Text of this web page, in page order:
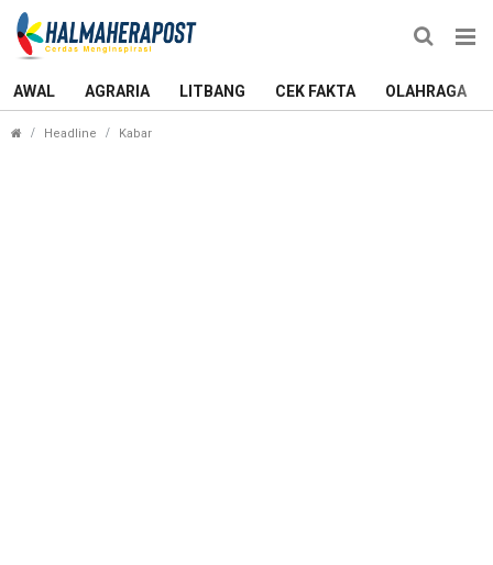
AWAL AGRARIA LITBANG CEK FAKTA OLAHRAGA
Headline Kabar